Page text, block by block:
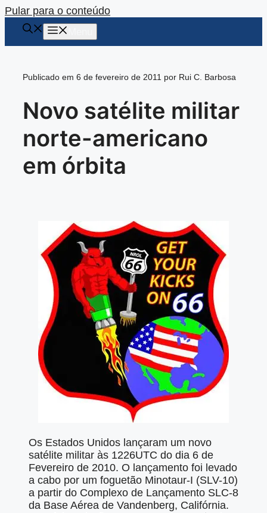
Pular para o conteúdo
Publicado em 6 de fevereiro de 2011 por Rui C. Barbosa
Novo satélite militar
norte-americano
em órbita
Os Estados Unidos lançaram um novo
satélite militar às 1226UTC do dia 6 de
Fevereiro de 2010. O lançamento foi levado
a cabo por um foguetão Minotaur-I (SLV-10)
a partir do Complexo de Lançamento SLC-8
da Base Aérea de Vandenberg, Califórnia.